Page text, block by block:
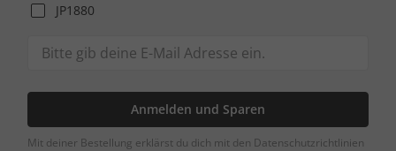
JP1880
Anmelden und Sparen
Mit deiner Bestellung erklärst du dich mit den Datenschutzrichtlinien